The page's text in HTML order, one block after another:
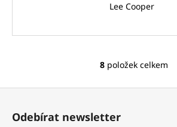
Lee Cooper
O
8 položek celkem
Odebírat newsletter